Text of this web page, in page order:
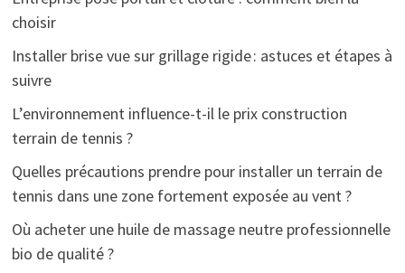
choisir
Installer brise vue sur grillage rigide : astuces et étapes à
suivre
L’environnement influence-t-il le prix construction
terrain de tennis ?
Quelles précautions prendre pour installer un terrain de
tennis dans une zone fortement exposée au vent ?
Où acheter une huile de massage neutre professionnelle
bio de qualité ?